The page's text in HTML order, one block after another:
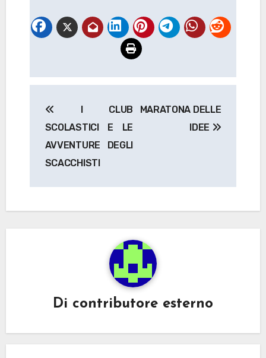
articoli
I CLUB
SCOLASTICI E LE
AVVENTURE DEGLI
SCACCHISTI
MARATONA DELLE
IDEE
Di contributore esterno